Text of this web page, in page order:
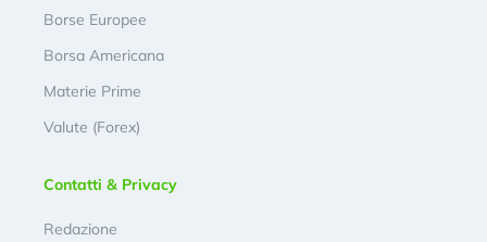
Borse Europee
Borsa Americana
Materie Prime
Valute (Forex)
Contatti & Privacy
Redazione